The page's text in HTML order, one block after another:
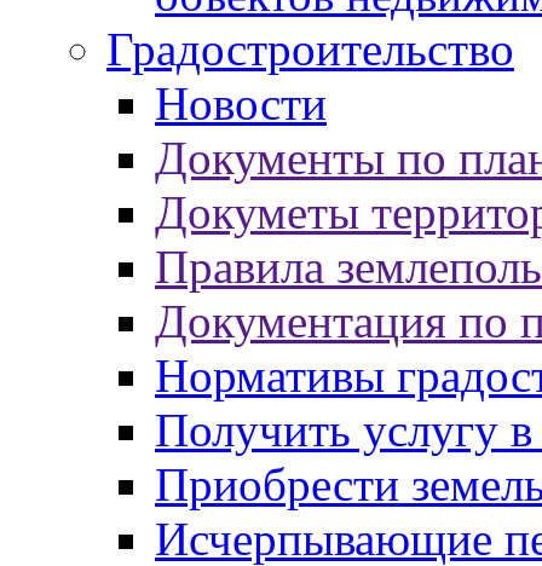
Градостроительство
Новости
Документы по
Докуметы
Правила
Документация по
Нормативы
Получить услугу в
Приобрести
Исчерпывающие